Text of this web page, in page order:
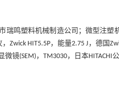
市瑞鸣塑料机械制造公司；微型注
Zwick HIT5.5P，能量2.75 J，德国
镜(SEM)，TM3030，日本HITACHI公